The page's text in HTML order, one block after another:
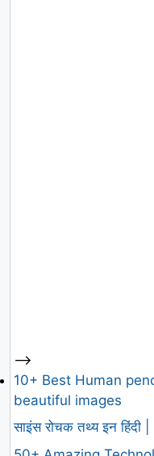
-->
10+ Best Human
beautiful images
साइंस रोचक तथ्य इन